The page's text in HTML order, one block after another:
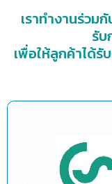
เราทำงานร่ว
รับ
เพื่อให้ลูกค้าได้